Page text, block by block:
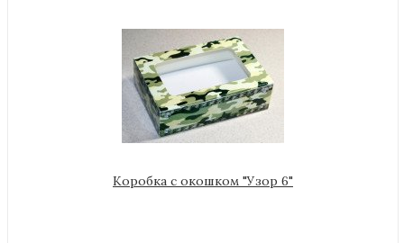
Коробка с окошком "Узор 6"